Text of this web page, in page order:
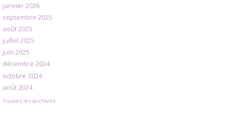
janvier 2026
septembre 2025
août 2025
juillet 2025
juin 2025
décembre 2024
octobre 2024
août 2024
Toutes les archives